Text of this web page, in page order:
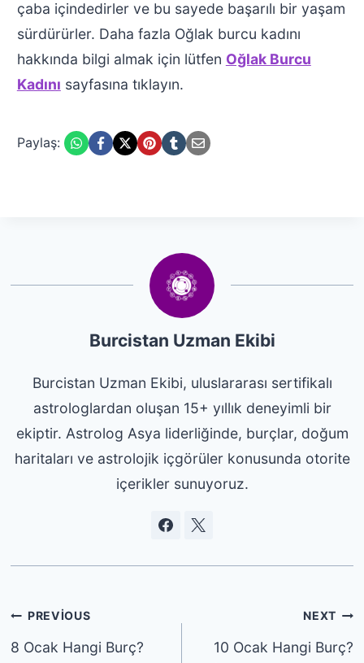
çaba içindedirler ve bu sayede başarılı bir yaşam
sürdürürler. Daha fazla Oğlak burcu kadını
hakkında bilgi almak için lütfen Oğlak Burcu
Kadını sayfasına tıklayın.
Paylaş:
Burcistan Uzman Ekibi
Burcistan Uzman Ekibi, uluslararası sertifikalı
astrologlardan oluşan 15+ yıllık deneyimli bir
ekiptir. Astrolog Asya liderliğinde, burçlar, doğum
haritaları ve astrolojik içgörüler konusunda otorite
içerikler sunuyoruz.
Yazı
gezinmesi
PREVIOUS
8 Ocak Hangi Burç?
NEXT
10 Ocak Hangi Burç?